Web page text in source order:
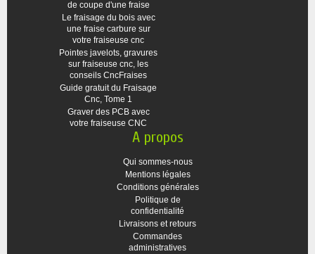
de coupe d'une fraise
Le fraisage du bois avec
une fraise carbure sur
votre fraiseuse cnc
Pointes javelots, gravures
sur fraiseuse cnc, les
conseils CncFraises
Guide gratuit du Fraisage
Cnc, Tome 1
Graver des PCB avec
votre fraiseuse CNC
A propos
Qui sommes-nous
Mentions légales
Conditions générales
Politique de
confidentialité
Livraisons et retours
Commandes
administratives